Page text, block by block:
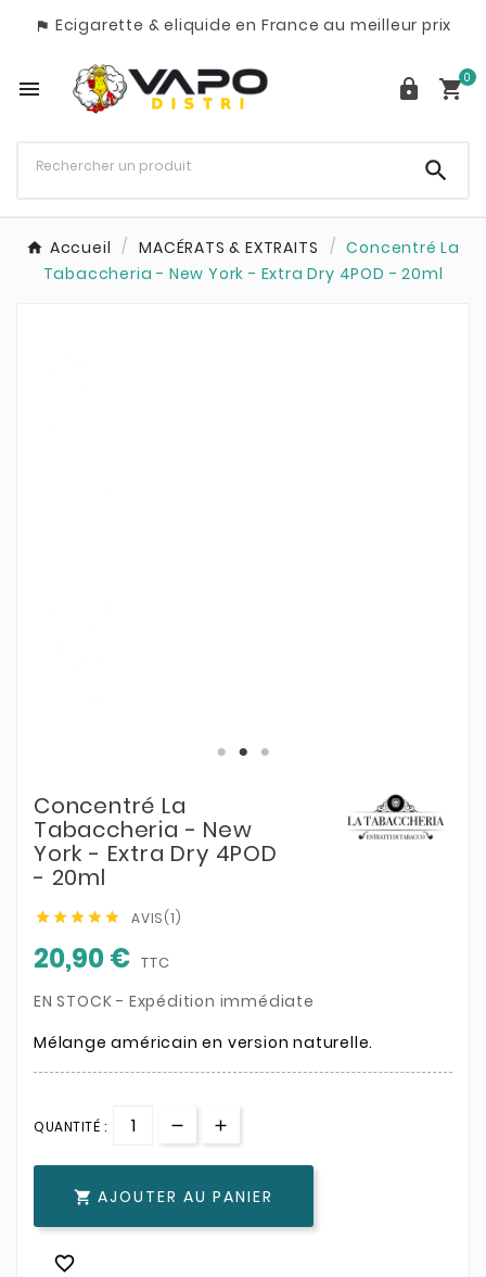
 Ecigarette & eliquide en France au meilleur prix
  0

Accueil MACÉRATS & EXTRAITS
Concentré La
Tabaccheria - New York - Extra Dry 4POD - 20ml
Concentré La
Tabaccheria - New
York - Extra Dry 4POD
- 20ml
     AVIS(1)
20,90 € TTC
EN STOCK - Expédition immédiate
Mélange américain en version naturelle.
QUANTITÉ :
 AJOUTER AU PANIER
